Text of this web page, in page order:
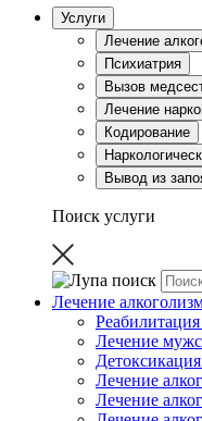
Услуги
Лечение
Психиатрия
Вызов
Лечение
Кодирование
Вывод из
Поиск услуги
Лечение
Лечение
Лечение
Лечение